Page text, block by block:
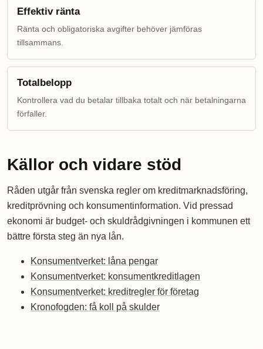
Effektiv ränta
Ränta och obligatoriska avgifter behöver jämföras
tillsammans.
Totalbelopp
Kontrollera vad du betalar tillbaka totalt och när betalningarna
förfaller.
Källor och vidare stöd
Råden utgår från svenska regler om kreditmarknadsföring,
kreditprövning och konsumentinformation. Vid pressad
ekonomi är budget- och skuldrådgivningen i kommunen ett
bättre första steg än nya lån.
Konsumentverket: låna pengar
Konsumentverket: konsumentkreditlagen
Konsumentverket: kreditregler för företag
Kronofogden: få koll på skulder